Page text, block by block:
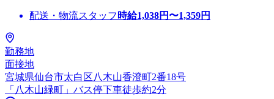
配送・物流スタッフ 時給1,038円〜1,359円
勤務地
面接地
宮城県仙台市太白区八木山香澄町2番18号
「八木山緑町」バス停下車徒歩約2分